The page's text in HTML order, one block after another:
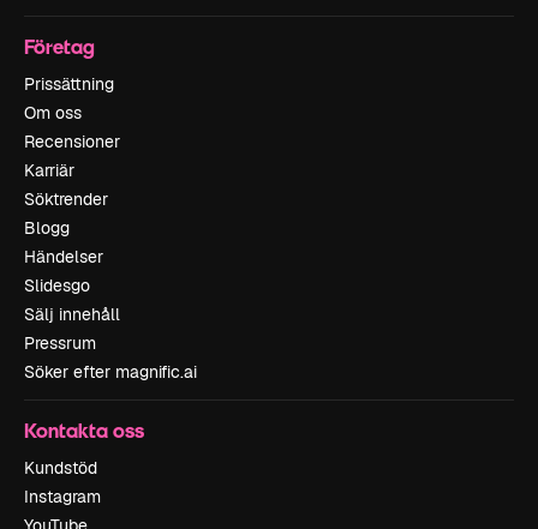
Företag
Prissättning
Om oss
Recensioner
Karriär
Söktrender
Blogg
Händelser
Slidesgo
Sälj innehåll
Pressrum
Söker efter magnific.ai
Kontakta oss
Kundstöd
Instagram